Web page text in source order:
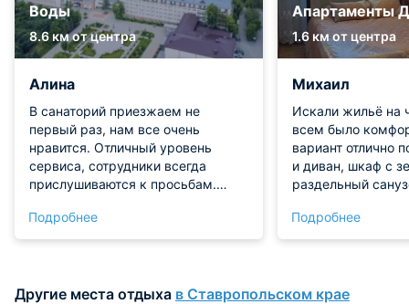
Воды
8.6 км от центра
Алина
В санаторий приезжаем не
первый раз, нам все очень
нравится. Отличный уровень
сервиса, сотрудники всегда
прислушиваются к просьбам.
современным ремонтом, все
необходимое в нем
поэтому отпуск прошел с пользой.
Подробнее
Апартаменты
1.6 км от центра
Михаил
Искали жильё на
всем было
вариант отлично
и диван, шкаф с
раздельный
Рядом сквер и
продукты
Соотношение
Подробнее
Другие места отдыха в Ставропольском крае